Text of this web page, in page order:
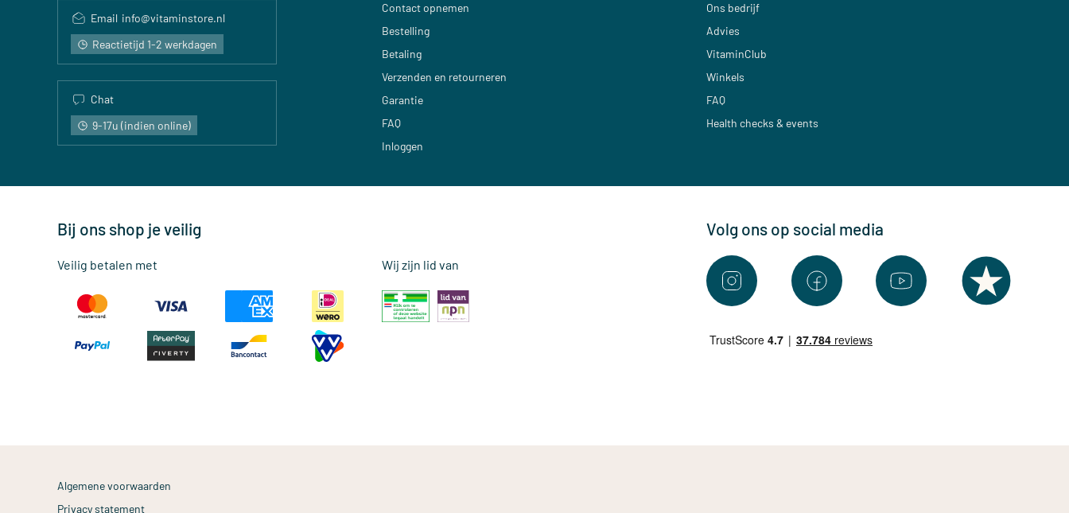
Email info@vitaminstore.nl
Reactietijd 1-2 werkdagen
Chat
9-17u (indien online)
Contact opnemen
Bestelling
Betaling
Verzenden en retourneren
Garantie
FAQ
Inloggen
Ons bedrijf
Advies
VitaminClub
Winkels
FAQ
Health checks & events
Bij ons shop je veilig
Veilig betalen met Wij zijn lid van
Volg ons op social media
Algemene voorwaarden
Privacy statement